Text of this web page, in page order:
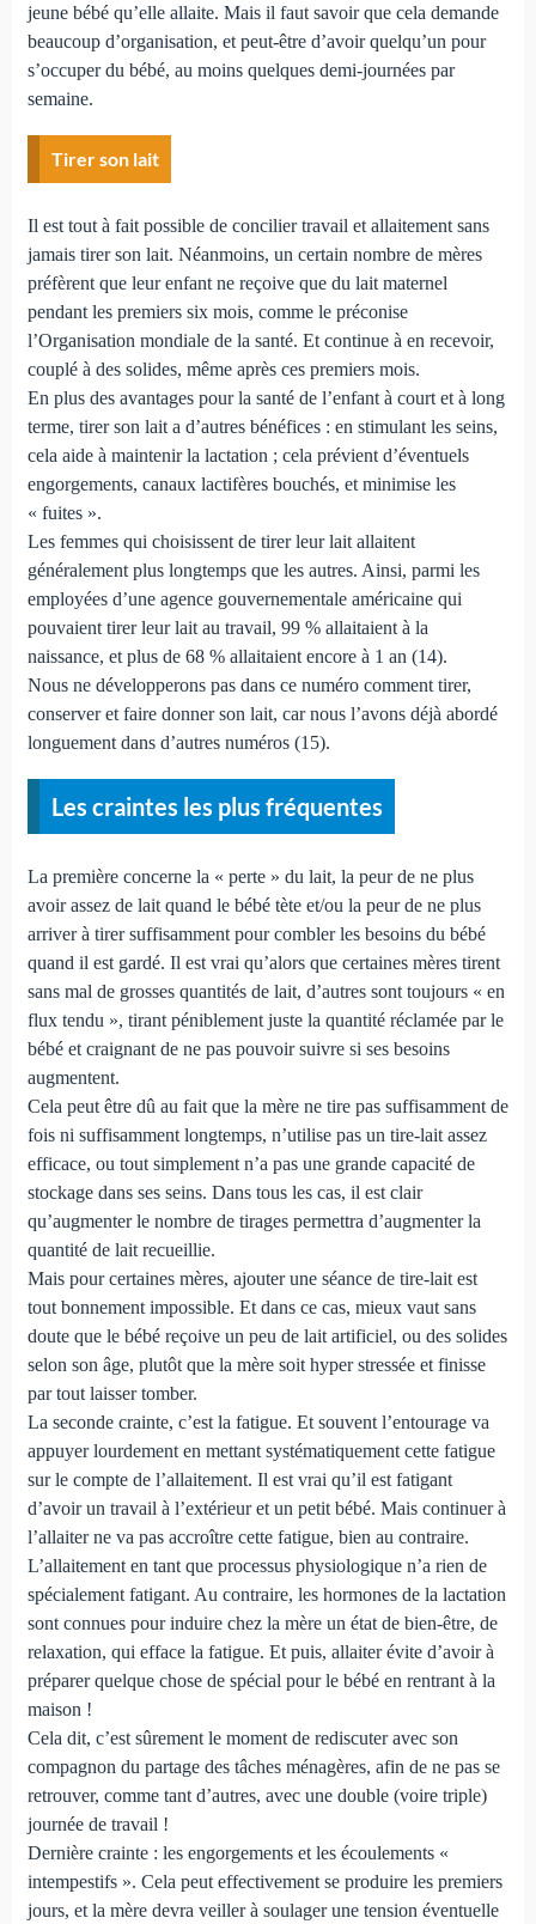
jeune bébé qu’elle allaite. Mais il faut savoir que cela demande
beaucoup d’organisation, et peut-être d’avoir quelqu’un pour
s’occuper du bébé, au moins quelques demi-journées par
semaine.
Tirer son lait
Il est tout à fait possible de concilier travail et allaitement sans
jamais tirer son lait. Néanmoins, un certain nombre de mères
préfèrent que leur enfant ne reçoive que du lait maternel
pendant les premiers six mois, comme le préconise
l’Organisation mondiale de la santé. Et continue à en recevoir,
couplé à des solides, même après ces premiers mois.
En plus des avantages pour la santé de l’enfant à court et à long
terme, tirer son lait a d’autres bénéfices : en stimulant les seins,
cela aide à maintenir la lactation ; cela prévient d’éventuels
engorgements, canaux lactifères bouchés, et minimise les
« fuites ».
Les femmes qui choisissent de tirer leur lait allaitent
généralement plus longtemps que les autres. Ainsi, parmi les
employées d’une agence gouvernementale américaine qui
pouvaient tirer leur lait au travail, 99 % allaitaient à la
naissance, et plus de 68 % allaitaient encore à 1 an (14).
Nous ne développerons pas dans ce numéro comment tirer,
conserver et faire donner son lait, car nous l’avons déjà abordé
longuement dans d’autres numéros (15).
Les craintes les plus fréquentes
La première concerne la « perte » du lait, la peur de ne plus
avoir assez de lait quand le bébé tète et/ou la peur de ne plus
arriver à tirer suffisamment pour combler les besoins du bébé
quand il est gardé. Il est vrai qu’alors que certaines mères tirent
sans mal de grosses quantités de lait, d’autres sont toujours « en
flux tendu », tirant péniblement juste la quantité réclamée par le
bébé et craignant de ne pas pouvoir suivre si ses besoins
augmentent.
Cela peut être dû au fait que la mère ne tire pas suffisamment de
fois ni suffisamment longtemps, n’utilise pas un tire-lait assez
efficace, ou tout simplement n’a pas une grande capacité de
stockage dans ses seins. Dans tous les cas, il est clair
qu’augmenter le nombre de tirages permettra d’augmenter la
quantité de lait recueillie.
Mais pour certaines mères, ajouter une séance de tire-lait est
tout bonnement impossible. Et dans ce cas, mieux vaut sans
doute que le bébé reçoive un peu de lait artificiel, ou des solides
selon son âge, plutôt que la mère soit hyper stressée et finisse
par tout laisser tomber.
La seconde crainte, c’est la fatigue. Et souvent l’entourage va
appuyer lourdement en mettant systématiquement cette fatigue
sur le compte de l’allaitement. Il est vrai qu’il est fatigant
d’avoir un travail à l’extérieur et un petit bébé. Mais continuer à
l’allaiter ne va pas accroître cette fatigue, bien au contraire.
L’allaitement en tant que processus physiologique n’a rien de
spécialement fatigant. Au contraire, les hormones de la lactation
sont connues pour induire chez la mère un état de bien-être, de
relaxation, qui efface la fatigue. Et puis, allaiter évite d’avoir à
préparer quelque chose de spécial pour le bébé en rentrant à la
maison !
Cela dit, c’est sûrement le moment de rediscuter avec son
compagnon du partage des tâches ménagères, afin de ne pas se
retrouver, comme tant d’autres, avec une double (voire triple)
journée de travail !
Dernière crainte : les engorgements et les écoulements «
intempestifs ». Cela peut effectivement se produire les premiers
jours, et la mère devra veiller à soulager une tension éventuelle